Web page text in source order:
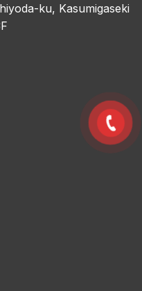
ku, Kasumigaseki